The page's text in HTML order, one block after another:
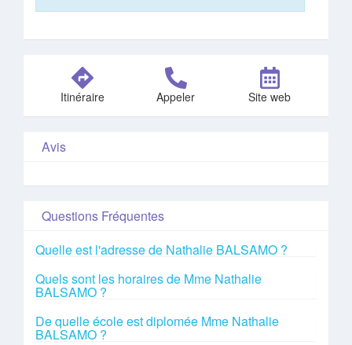
Itinéraire Appeler Site web
Avis
Questions Fréquentes
Quelle est l'adresse de Nathalie BALSAMO ?
Quels sont les horaires de Mme Nathalie
BALSAMO ?
De quelle école est diplomée Mme Nathalie
BALSAMO ?